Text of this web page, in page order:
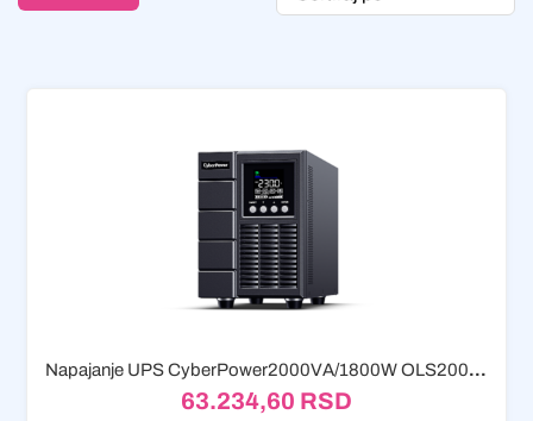
Napajanje UPS CyberPower2000VA/1800W OLS2000EA-DE
63.234,60 RSD